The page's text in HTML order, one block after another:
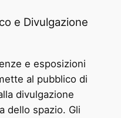
e Divulgazione
e esposizioni
al pubblico di
divulgazione
dello spazio. Gli